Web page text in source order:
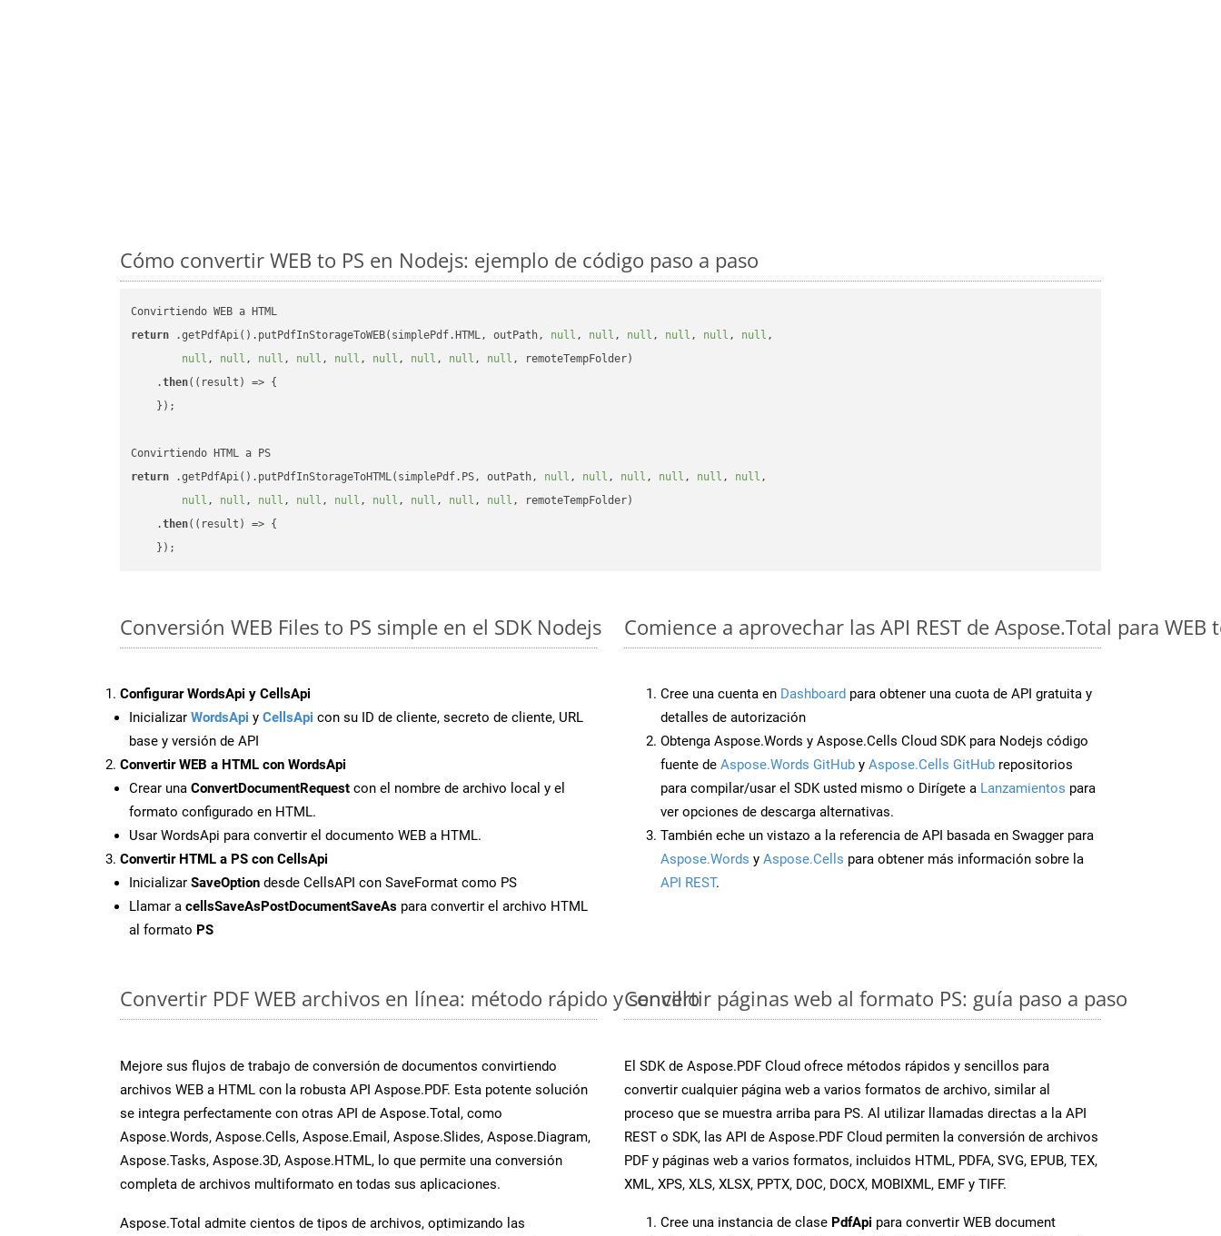
Cómo convertir WEB to PS en Nodejs: ejemplo de código paso a paso
return .getPdfApi().putPdfInStorageToWEB(simplePdf.HTML, outPath, null , null , null , null , null , null ,
null , null , null , null , null , null , null , null , null , remoteTempFolder)
    .
then( (result) => {
    });
return .getPdfApi().putPdfInStorageToHTML(simplePdf.PS, outPath, null , null , null , null , null , null ,
null , null , null , null , null , null , null , null , null , remoteTempFolder)
    .
then( (result) => {
Conversión WEB Files to PS simple en el SDK Nodejs
Configurar WordsApi y CellsApi
Inicializar WordsApi y CellsApi con su ID de cliente, secreto de cliente, URL
base y versión de API
Convertir WEB a HTML con WordsApi
Crear una ConvertDocumentRequest con el nombre de archivo local y el
formato configurado en HTML.
Usar WordsApi para convertir el documento WEB a HTML.
Convertir HTML a PS con CellsApi
Inicializar SaveOption desde CellsAPI con SaveFormat como PS
Llamar a cellsSaveAsPostDocumentSaveAs para convertir el archivo HTML
al formato PS
Comience a aprovechar las API REST de Aspose.Total para WEB
Cree una cuenta en Dashboard para obtener una cuota de API gratuita y
detalles de autorización
Obtenga Aspose.Words y Aspose.Cells Cloud SDK para Nodejs código
fuente de Aspose.Words GitHub y Aspose.Cells GitHub repositorios
para compilar/usar el SDK usted mismo o Dirígete a Lanzamientos para
ver opciones de descarga alternativas.
También eche un vistazo a la referencia de API basada en Swagger para
Aspose.Words y Aspose.Cells para obtener más información sobre la
API REST.
Convertir PDF WEB archivos en línea: método rápido y sencillo
Mejore sus flujos de trabajo de conversión de documentos convirtiendo
archivos WEB a HTML con la robusta API Aspose.PDF. Esta potente solución
se integra perfectamente con otras API de Aspose.Total, como
Aspose.Words, Aspose.Cells, Aspose.Email, Aspose.Slides, Aspose.Diagram,
Aspose.Tasks, Aspose.3D, Aspose.HTML, lo que permite una conversión
completa de archivos multiformato en todas sus aplicaciones.
Aspose.Total admite cientos de tipos de archivos, optimizando las
Convertir páginas web al formato PS: guía paso a paso
El SDK de Aspose.PDF Cloud ofrece métodos rápidos y sencillos para
convertir cualquier página web a varios formatos de archivo, similar al
proceso que se muestra arriba para PS. Al utilizar llamadas directas a la API
REST o SDK, las API de Aspose.PDF Cloud permiten la conversión de archivos
PDF y páginas web a varios formatos, incluidos HTML, PDFA, SVG, EPUB, TEX,
XML, XPS, XLS, XLSX, PPTX, DOC, DOCX, MOBIXML, EMF y TIFF.
Cree una instancia de clase PdfApi para convertir WEB document